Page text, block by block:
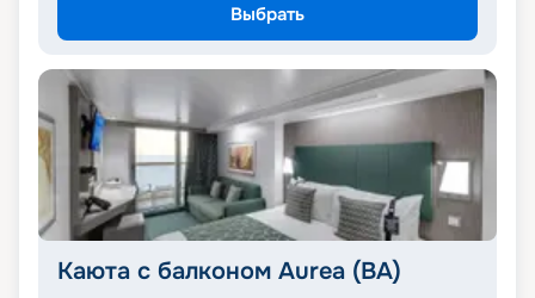
Выбрать
Каюта с балконом Aurea (BA)